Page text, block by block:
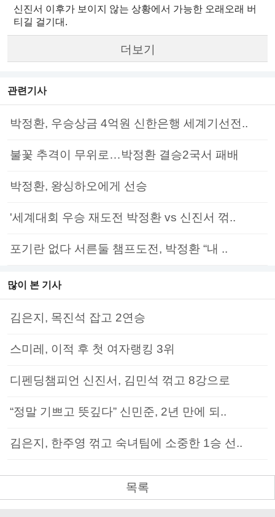
신진서 이후가 보이지 않는 상황에서 가능한 오래오래 버
티길 걸기대.
더보기
관련기사
박정환, 우승상금 4억원 신한은행 세계기선전..
불꽃 추격이 무위로…박정환 결승2국서 패배
박정환, 왕싱하오에게 선승
'세계대회 우승 재도전 박정환 vs 신진서 꺾..
포기란 없다 서른둘 챔프도전, 박정환 “내 ..
많이 본 기사
김은지, 목진석 잡고 2연승
스미레, 이적 후 첫 여자랭킹 3위
디펜딩챔피언 신진서, 김민석 꺾고 8강으로
“정말 기쁘고 뜻깊다” 신민준, 2년 만에 되..
김은지, 한주영 꺾고 숙녀팀에 소중한 1승 선..
목록